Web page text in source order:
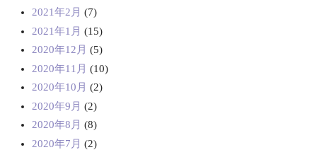
2021年2月 (7)
2021年1月 (15)
2020年12月 (5)
2020年11月 (10)
2020年10月 (2)
2020年9月 (2)
2020年8月 (8)
2020年7月 (2)